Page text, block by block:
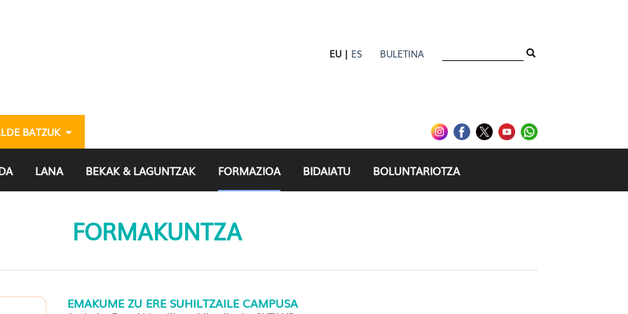
EU | ES BULETINA
BATZUK
LANA BEKAK & LAGUNTZAK FORMAZIOA BIDAIATU BOLUNTARIOTZA
FORMAKUNTZA
EMAKUME ZU ERE SUHILTZAILE CAMPUSA